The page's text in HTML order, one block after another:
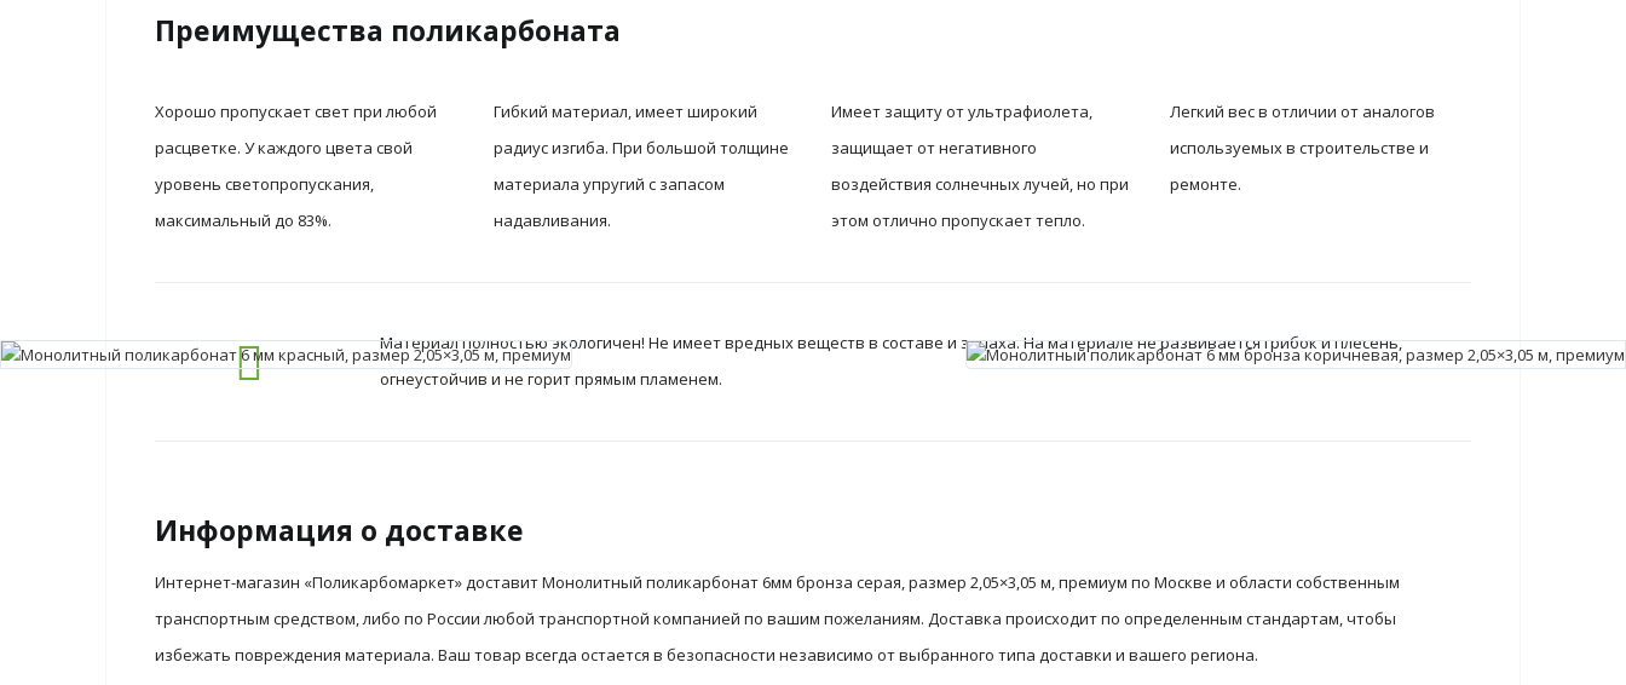
Преимущества поликарбоната
Хорошо пропускает свет при любой
расцветке. У каждого цвета свой
уровень светопропускания,
максимальный до 83%.
Гибкий материал, имеет широкий
радиус изгиба. При большой толщине
материала упругий с запасом
надавливания.
Имеет защиту от ультрафиолета,
защищает от негативного
воздействия солнечных лучей, но при
этом отлично пропускает тепло.
Легкий вес в отличии от аналогов
используемых в строительстве и
ремонте.
Материал полностью экологичен! Не имеет вредных веществ в составе и запаха. На материале не развивается грибок и плесень,
огнеустойчив и не горит прямым пламенем.
Информация о доставке
Интернет-магазин «Поликарбомаркет» доставит Монолитный поликарбонат 6мм бронза серая, размер 2,05×3,05 м, премиум по Москве и области собственным
транспортным средством, либо по России любой транспортной компанией по вашим пожеланиям. Доставка происходит по определенным стандартам, чтобы
избежать повреждения материала. Ваш товар всегда остается в безопасности независимо от выбранного типа доставки и вашего региона.